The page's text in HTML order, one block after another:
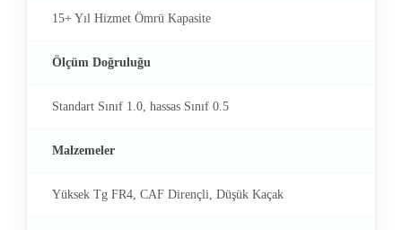
15+ Yıl Hizmet Ömrü Kapasite
Ölçüm Doğruluğu
Standart Sınıf 1.0, hassas Sınıf 0.5
Malzemeler
Yüksek Tg FR4, CAF Dirençli, Düşük Kaçak